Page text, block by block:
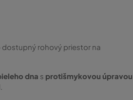
dostupný rohový priestor na
dna s protišmykovou úpravou